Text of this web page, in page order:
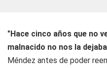
"Hace cinco años que no
malnacido no nos la
Méndez antes de poder